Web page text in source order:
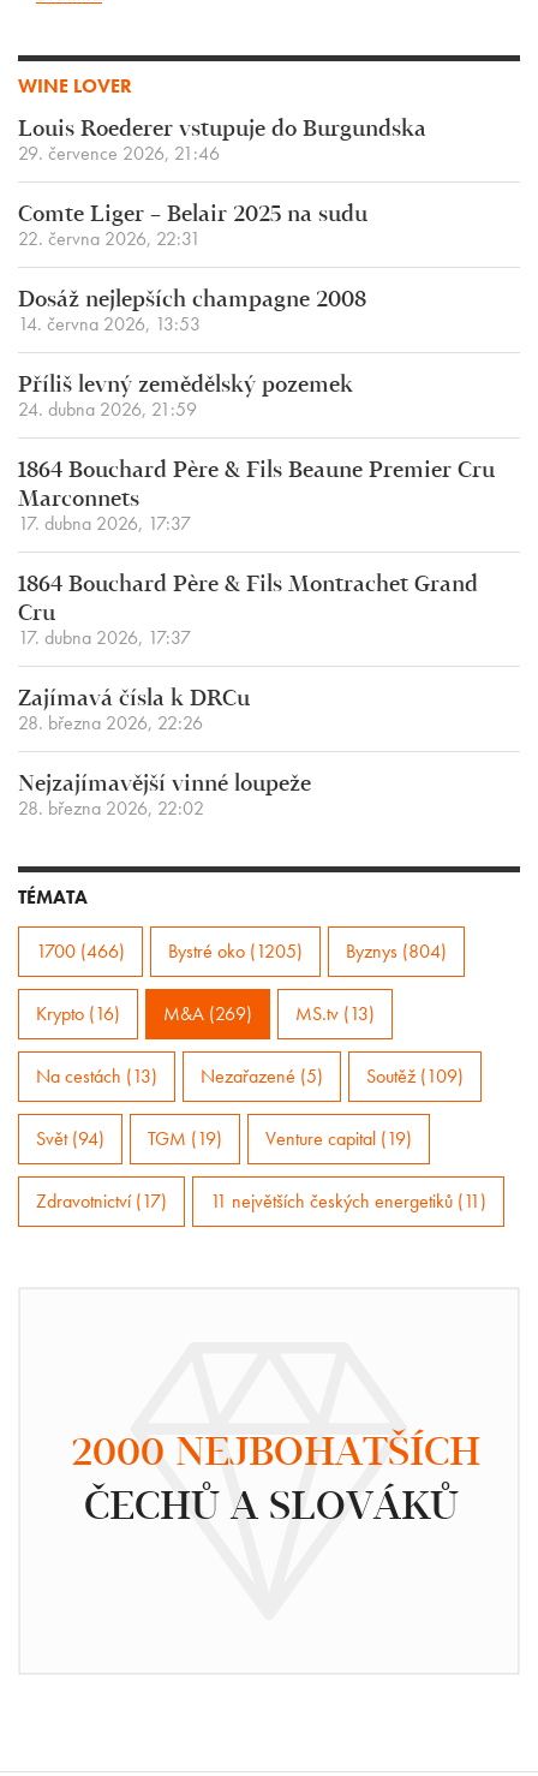
WINE LOVER
Louis Roederer vstupuje do Burgundska
29. července 2026, 21:46
Comte Liger – Belair 2025 na sudu
22. června 2026, 22:31
Dosáž nejlepších champagne 2008
14. června 2026, 13:53
Příliš levný zemědělský pozemek
24. dubna 2026, 21:59
1864 Bouchard Père & Fils Beaune Premier Cru
Marconnets
17. dubna 2026, 17:37
1864 Bouchard Père & Fils Montrachet Grand
Cru
17. dubna 2026, 17:37
Zajímavá čísla k DRCu
28. března 2026, 22:26
Nejzajímavější vinné loupeže
28. března 2026, 22:02
TÉMATA
1700 (466) Bystré oko (1205) Byznys (804)
Krypto (16) M&A (269) MS.tv (13)
Na cestách (13) Nezařazené (5) Soutěž (109)
Svět (94) TGM (19) Venture capital (19)
Zdravotnictví (17) 11 největších českých energetiků (11)
2000 NEJBOHATŠÍCH
ČECHŮ A SLOVÁKŮ